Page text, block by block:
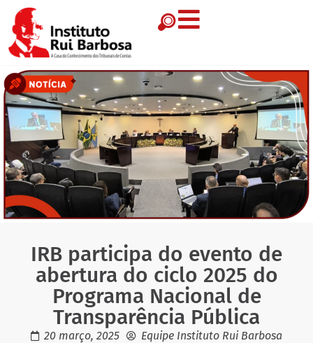
IRB participa do evento de
abertura do ciclo 2025 do
Programa Nacional de
Transparência Pública
20 março, 2025 Equipe Instituto Rui Barbosa